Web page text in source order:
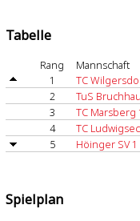
Tabelle
Rang
Mannschaft
1
TC
2
TuS
3
TC Marsberg
4
TC
5
Höinger SV 1
Spielplan